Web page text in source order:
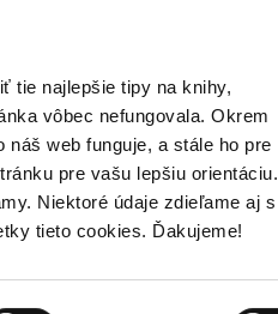
tie najlepšie tipy na knihy,
vôbec nefungovala. Okrem
web funguje, a stále ho pre
pre vašu lepšiu orientáciu.
Niektoré údaje zdieľame aj s
tieto cookies. Ďakujeme!